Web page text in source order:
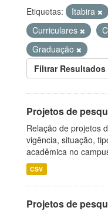
Etiquetas: Itabira
Curriculares
Graduação
Filtrar Resultados
Projetos de
Relação de projetos
vigência, situação,
acadêmica no
CSV
Projetos de